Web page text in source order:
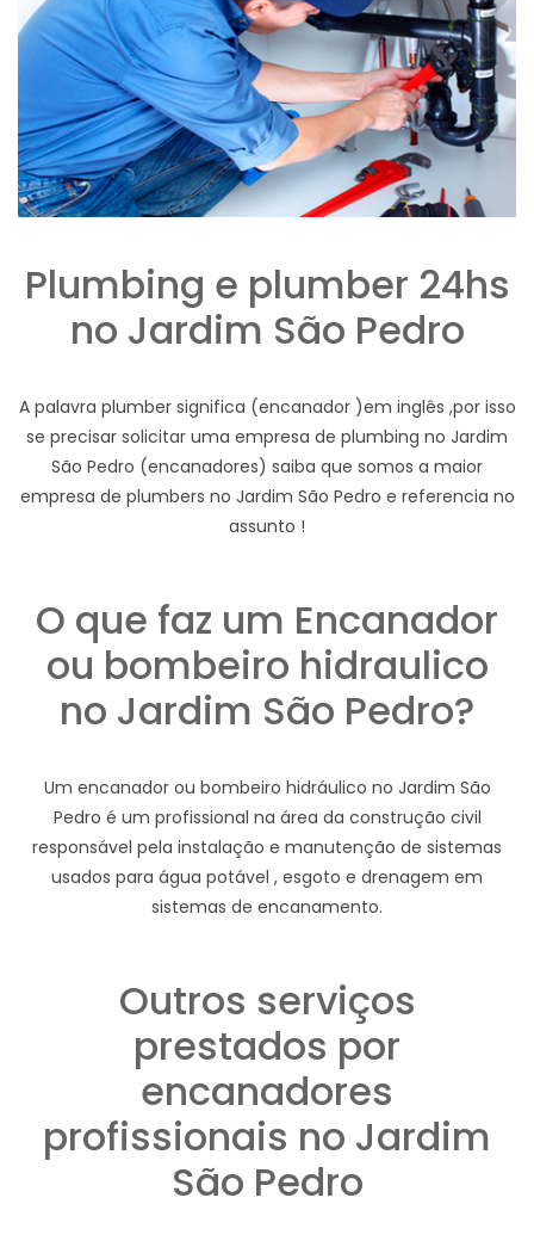
Plumbing e plumber 24hs
no Jardim São Pedro
A palavra plumber significa (encanador )em inglês ,por isso
se precisar solicitar uma empresa de plumbing no Jardim
São Pedro (encanadores) saiba que somos a maior
empresa de plumbers no Jardim São Pedro e referencia no
assunto !
O que faz um Encanador
ou bombeiro hidraulico
no Jardim São Pedro?
Um encanador ou bombeiro hidráulico no Jardim São
Pedro é um profissional na área da construção civil
responsável pela instalação e manutenção de sistemas
usados para água potável , esgoto e drenagem em
sistemas de encanamento.
Outros serviços
prestados por
encanadores
profissionais no Jardim
São Pedro